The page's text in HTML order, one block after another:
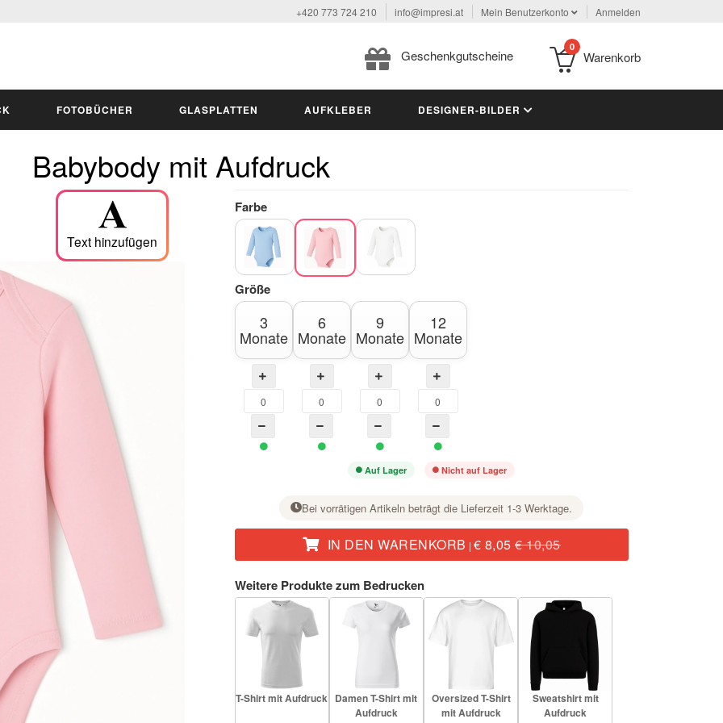
+420 773 724 210 info@impresi.at Mein Benutzerkonto Anmelden
Geschenkgutscheine
0
Warenkorb
FOTOBÜCHER GLASPLATTEN AUFKLEBER DESIGNER-BILDER
Babybody mit Aufdruck
Text hinzufügen
Farbe
Größe
3
Monate
6
Monate
9
Monate
12
Monate
Auf Lager Nicht auf Lager
Bei vorrätigen Artikeln beträgt die Lieferzeit 1-3 Werktage.
IN DEN WARENKORB | € 8,05€ 10,05
Weitere Produkte zum Bedrucken
T-Shirt mit Aufdruck Damen T-Shirt mit
Aufdruck
Oversized T-Shirt
mit Aufdruck
Sweatshirt mit
Aufdruck